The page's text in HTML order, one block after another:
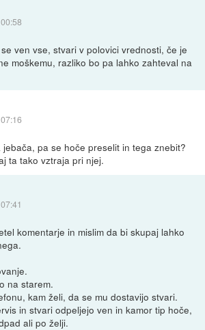
ven vse, stvari v polovici vrednosti, če je
moškemu, razliko bo pa lahko zahteval na
pa se hoče preselit in tega znebit?
ta tako vztraja pri njej.
komentarje in mislim da bi skupaj lahko
na starem.
kam želi, da se mu dostavijo stvari.
in stvari odpeljejo ven in kamor tip hoče,
ali po želji.